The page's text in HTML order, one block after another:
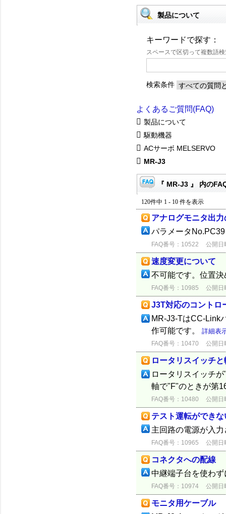
製品について
キーワードで探す：
スペースで区切って複数語
検索条件
よくあるご質問(FAQ)
製品について
駆動機器
ACサーボ MELSERVO
MR-J3
『 MR-J3 』 内の
120件中 1 - 10 件を表示
アナログモニタ出
パラメータ
FAQ番号：10522 公開日
速度変更について
不可能です。位置
FAQ番号：10985 公開日
J3T対応のコントロ
MR-J3-TはCC-Link
作可能です。 詳細表
FAQ番号：10470 公開日
ロータリスイッチ
ロータリスイッチ
軸で"F"のときが第
FAQ番号：10480 公開日
テスト運転ができな
主回路の電源が入
FAQ番号：10965 公開日
コネクタへの配線
中継端子台を使わ
FAQ番号：10974 公開日
モニタ用ケーブル